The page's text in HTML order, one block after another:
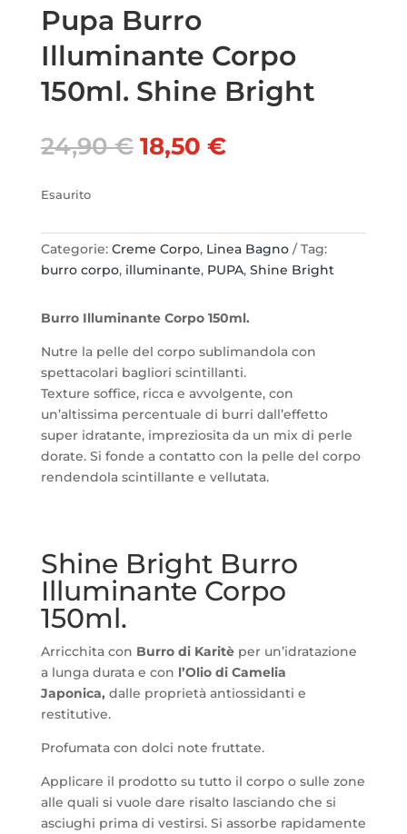
Pupa Burro
Illuminante Corpo
150ml. Shine Bright
24,90€ Il
prezzo
24,90 €.
18,50 €Il
18,50 €.
Esaurito
Categorie: Creme Corpo, Linea Bagno
Tag:
burro corpo, illuminante, PUPA, Shine Bright
Burro Illuminante Corpo 150ml.
Nutre la pelle del corpo sublimandola con
spettacolari bagliori scintillanti.
Texture soffice, ricca e avvolgente, con
un’altissima percentuale di burri dall’effetto
super idratante, impreziosita da un mix di perle
dorate. Si fonde a contatto con la pelle del corpo
rendendola scintillante e vellutata.
Shine Bright Burro
Illuminante Corpo
150ml.
Arricchita con Burro di Karitèper un’idratazione
a lunga durata e con l’Olio di Camelia
Japonica, dalle proprietà antiossidanti e
restitutive.
Profumata con dolci note fruttate.
Applicare il prodotto su tutto il corpo o sulle zone
alle quali si vuole dare risalto lasciando che si
asciughi prima di vestirsi. Si assorbe rapidamente